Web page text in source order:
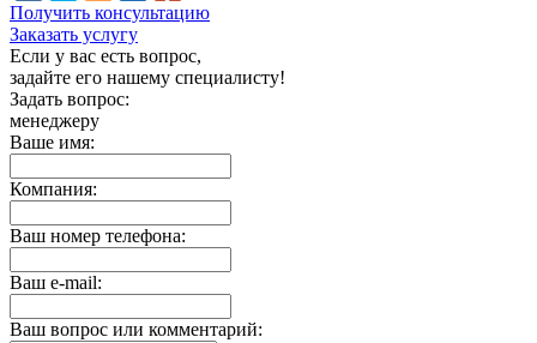
Получить консультацию
Заказать услугу
Если у вас есть вопрос,
задайте его нашему специалисту!
Задать вопрос:
менеджеру
Ваше имя:
Компания:
Ваш номер телефона:
Ваш e-mail:
Ваш вопрос или комментарий: